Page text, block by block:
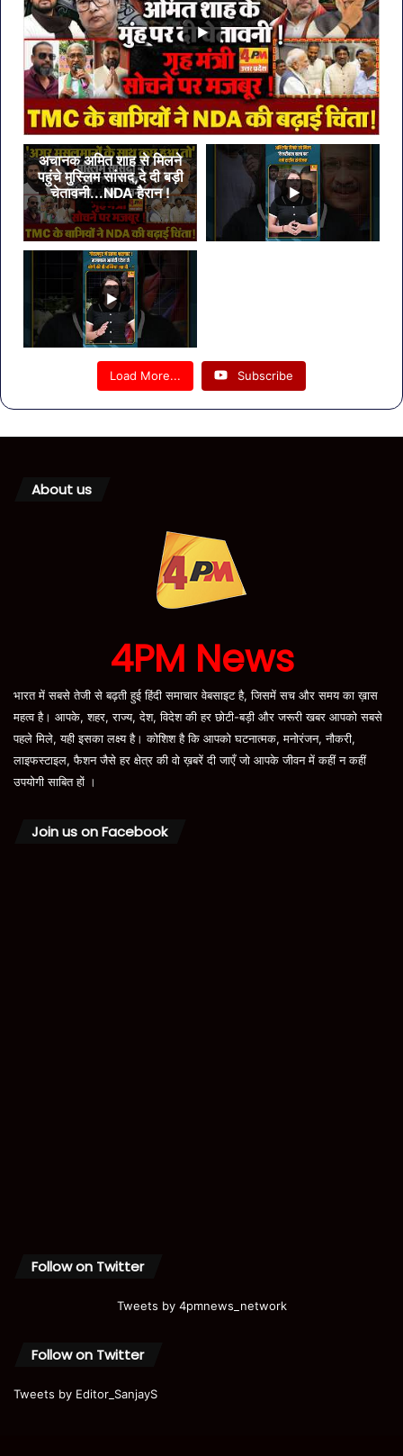
अचानक अमित शाह से मिलने
पहुंचे मुस्लिम सांसद,दे दी बड़ी
चेतावनी...NDA हैरान !
Load More... Subscribe
About us
4PM News
भारत में सबसे तेजी से बढ़ती हुई हिंदी समाचार वेबसाइट है, जिसमें सच और समय का ख़ास
महत्व है। आपके, शहर, राज्य, देश, विदेश की हर छोटी-बड़ी और जरूरी खबर आपको सबसे
पहले मिले, यही इसका लक्ष्य है। कोशिश है कि आपको घटनात्मक, मनोरंजन, नौकरी,
लाइफस्टाइल, फैशन जैसे हर क्षेत्र की वो ख़बरें दी जाएँ जो आपके जीवन में कहीं न कहीं
उपयोगी साबित हों ।
Join us on Facebook
Follow on Twitter
Tweets by 4pmnews_network
Follow on Twitter
Tweets by Editor_SanjayS